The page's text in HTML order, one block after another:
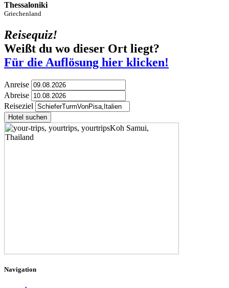
Thessaloniki
Griechenland
Reisequiz!
Weißt du wo dieser Ort liegt?
Für die Auflösung hier klicken!
Anreise
Abreise
Reiseziel
Hotel suchen
Navigation